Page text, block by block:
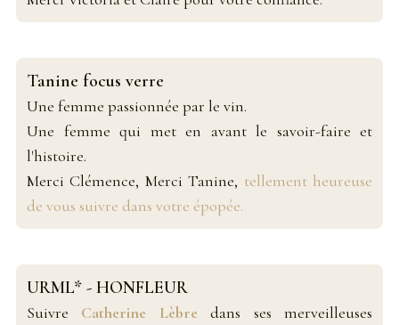
Tanine focus verre
Une femme passionnée par le vin.
Une femme qui met en avant le savoir-faire et
l'histoire.
Merci Clémence, Merci Tanine, tellement heureuse
de vous suivre dans votre épopée.
URML* - HONFLEUR
Suivre Catherine Lèbre dans ses merveilleuses